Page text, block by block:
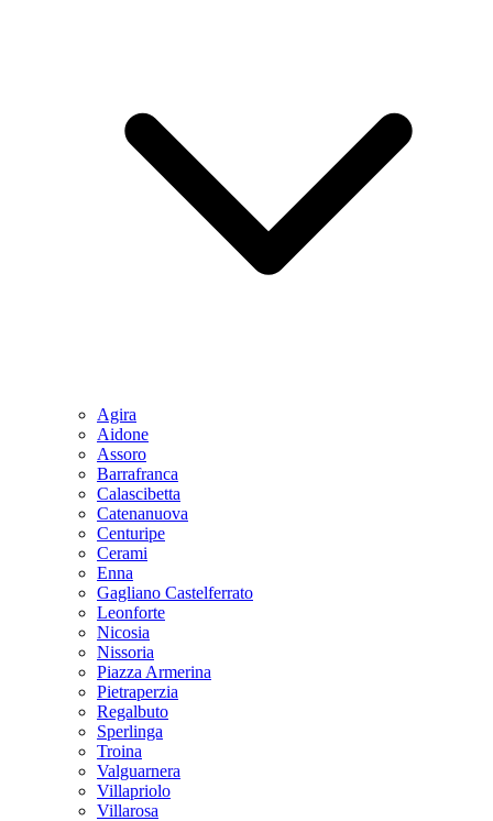
Agira
Aidone
Assoro
Barrafranca
Calascibetta
Catenanuova
Centuripe
Cerami
Enna
Gagliano Castelferrato
Leonforte
Nicosia
Nissoria
Piazza Armerina
Pietraperzia
Regalbuto
Sperlinga
Troina
Valguarnera
Villapriolo
Villarosa